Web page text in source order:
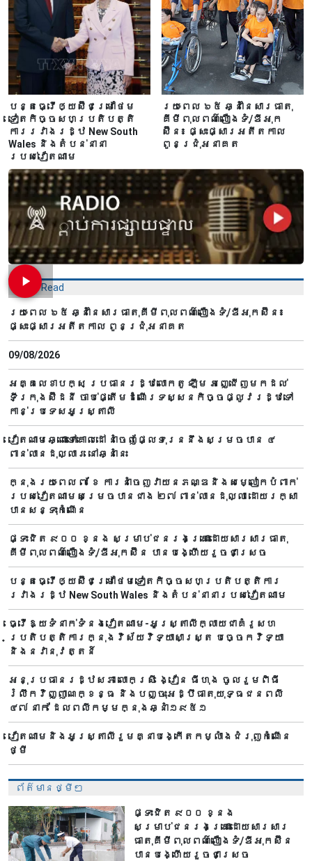
បន្តធ្វើឲ្យស៊ីជម្រៅថែម
ទៀតកិច្ចសហប្រតិបត្តិ
ការរវាងរដ្ឋ New South
Wales និងតំបន់នានា
របស់វៀតណាម
រយៈពេល ៦៥ ឆ្នាំនៃសារធាតុ
គីមីពុលពណ៌លឿងទុំ/ឌីអុក
ស៊ីន៖ ផ្សះផ្សារអតីតកាល
ពូនជ្រុំអនាគត
Most Read
រយៈពេល ៦៥ ឆ្នាំនៃសារធាតុគីមីពុលពណ៌លឿងទុំ/ឌីអុកស៊ីន៖
ផ្សះផ្សារអតីតកាល ពូនជ្រុំអនាគត
09/08/2026
អគ្គលេខាបក្ស ប្រធានរដ្ឋលោកតូ ឡឹម អញ្ជើញមកដល់
ទីក្រុងស៊ីដនី ចាប់ផ្តើមដំណើរទស្សនកិច្ចផ្លូវរដ្ឋទៅ
កាន់ប្រទេសអូស្ត្រាលី
វៀតណាមឆ្ពោះទៅគោលដៅ នាំចេញផ្លែទុរេននឹងសម្រចបាន ៤
ពាន់លានដុល្លារ នៅឆ្នាំនេះ
ក្នុងរយៈពេល ៧ ខែ ការនាំចេញវាយនភណ្ឌនិងសម្លៀកបំពាក់
របស់វៀតណាមសម្រេចបានជាង ២៧ ពាន់លានដុល្លា ដោយរក្សា
បានសន្ទុះកំណើន
ផ្ទះជិត ៩០០ ខ្នង សម្រាប់ជនរងគ្រោះដោយសារសារធាតុ
គីមីពុលពណ៌លឿងទុំ/ឌីអុកស៊ីន បានបង្ហើយរួចជាស្រេច
បន្តធ្វើឲ្យស៊ីជម្រៅថែមទៀតកិច្ចសហប្រតិបត្តិការ
រវាងរដ្ឋ New South Wales និងតំបន់នានារបស់វៀតណាម
ធ្វើឱ្យទំនាក់ទំនងវៀតណាម-អូស្ត្រាលីក្លាយជាគំរូសហ
ប្រតិបត្តិការក្នុងវិស័យវិទ្យាសាស្ត្រ បច្ចេកវិទ្យា
និងនវានុវត្តន៍
អនុប្រធានរដ្ឋសភា លោកស្រី ង្វៀន ធីហុង ចូលរួមពិធី
រំលឹកវិញ្ញាណក្ខន្ធ និងបញ្ចុះអដ្ឋិធាតុយុទ្ធជនពលី
៤៧ នាក់ ដែលពលីកម្មក្នុងឆ្នាំ១៩៥១
វៀតណាមនិងអូស្ត្រាលីរួមគ្នាបង្កើតកម្លាំងជំរុញកំណើន
ថ្មី
ព័ត៌មានថ្មីៗ
ផ្ទះជិត ៩០០ ខ្នង
សម្រាប់ជនរងគ្រោះដោយសារសារ
ធាតុគីមីពុលពណ៌លឿងទុំ/ឌីអុកស៊ីន
បានបង្ហើយរួចជាស្រេច